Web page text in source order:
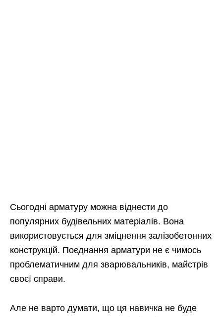
Сьогодні арматуру можна віднести до
популярних будівельних матеріалів. Вона
використовується для зміцнення залізобетонних
конструкцій. Поєднання арматури не є чимось
проблематичним для зварювальників, майстрів
своєї справи.
Але не варто думати, що ця навичка не буде